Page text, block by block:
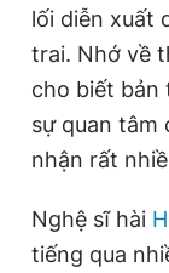
lối diễn xuất
trai. Nhớ về
cho biết bản
sự quan tâm
nhận rất
Nghệ sĩ hài
tiếng qua